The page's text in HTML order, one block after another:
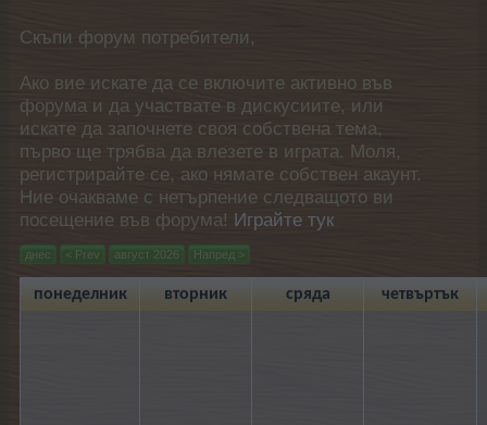
Скъпи форум потребители,
Ако вие искате да се включите активно във
форума и да участвате в дискусиите, или
искате да започнете своя собствена тема,
първо ще трябва да влезете в играта. Моля,
регистрирайте се, ако нямате собствен акаунт.
Ние очакваме с нетърпение следващото ви
посещение във форума! Играйте тук
днес < Prev август 2026 Напред >
понеделник вторник сряда четвъртък